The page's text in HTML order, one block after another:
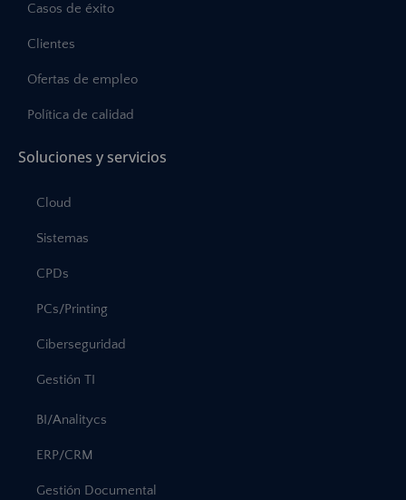
Casos de éxito
Clientes
Ofertas de empleo
Política de calidad
Soluciones y servicios
Cloud
Sistemas
CPDs
PCs/Printing
Ciberseguridad
Gestión TI
BI/Analitycs
ERP/CRM
Gestión Documental